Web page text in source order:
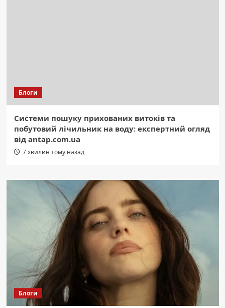
Блоги
Системи пошуку прихованих витоків та
побутовий лічильник на воду: експертний огляд
від antap.com.ua
7 хвилин тому назад
Блоги